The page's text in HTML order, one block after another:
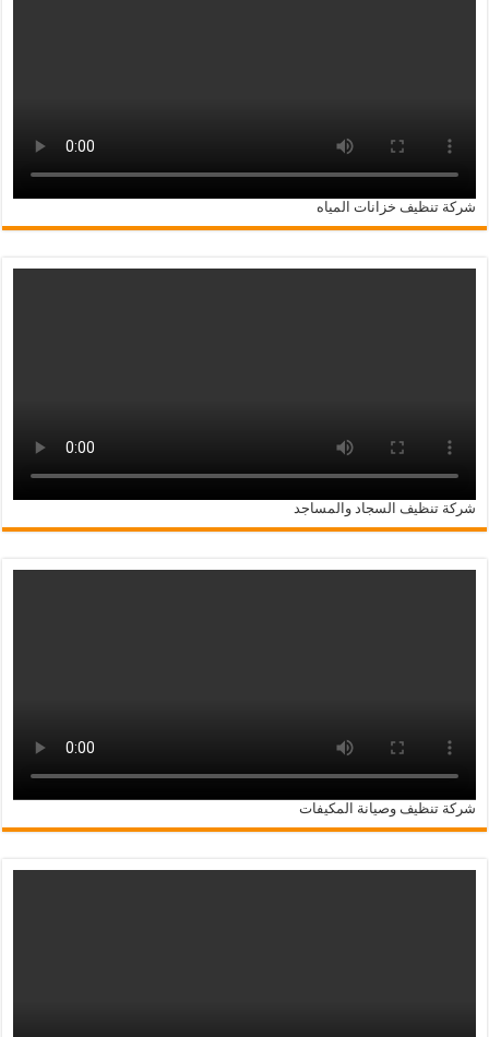
شركة تنظيف خزانات المياه
شركة تنظيف السجاد والمساجد
شركة تنظيف وصيانة المكيفات